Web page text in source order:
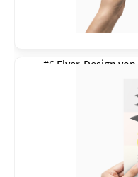
#6 Flyer-Design von